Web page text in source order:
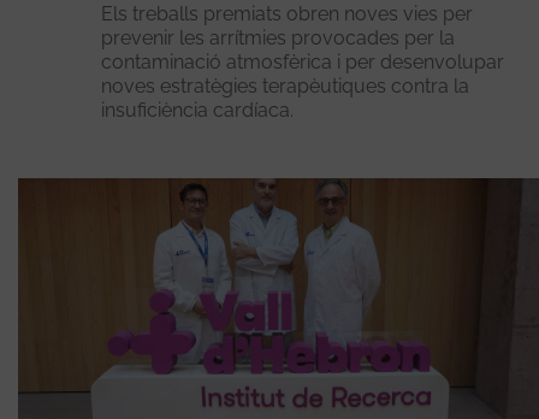
Els treballs premiats obren noves vies per
prevenir les arrítmies provocades per la
contaminació atmosfèrica i per desenvolupar
noves estratègies terapèutiques contra la
insuficiència cardíaca.